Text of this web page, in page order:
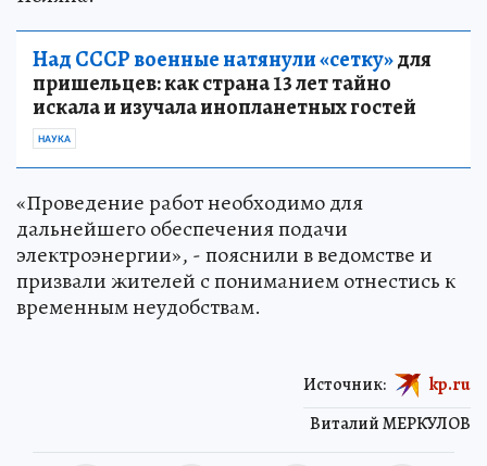
Над СССР военные натянули «сетку»для
пришельцев: как страна 13 лет тайно
искала и изучала инопланетных гостей
НАУКА
«Проведение работ необходимо для
дальнейшего обеспечения подачи
электроэнергии», - пояснили в ведомстве и
призвали жителей с пониманием отнестись к
временным неудобствам.
Виталий МЕРКУЛОВ
Источник: kp.ru